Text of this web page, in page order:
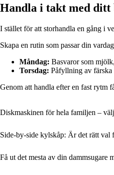
Handla i takt med ditt
I stället för att storhandla en gång i
Skapa en rutin som passar din
Måndag: Basvaror som
Torsdag: Påfyllning av
Genom att handla efter en fast rytm
Diskmaskinen för hela familjen –
Side-by-side kylskåp: Är det rätt val
Få ut det mesta av din dammsugare